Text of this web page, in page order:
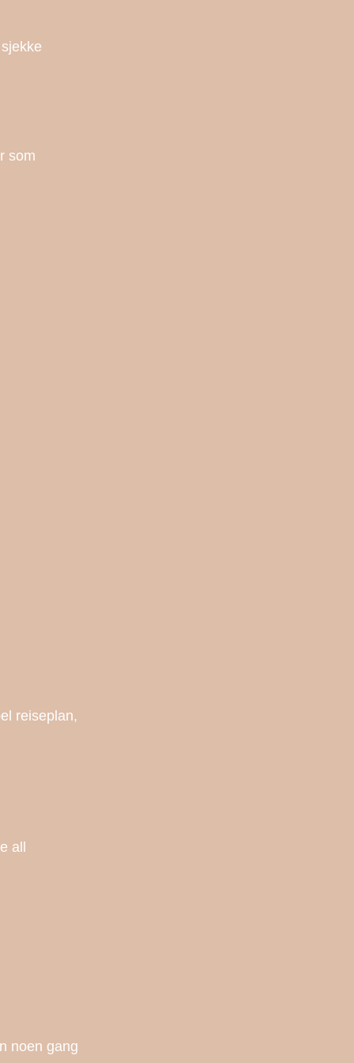
som
reiseplan,
all
noen gang